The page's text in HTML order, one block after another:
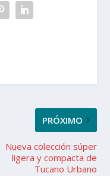
PRÓXIMO
Nueva colección súper
ligera y compacta de
Tucano Urbano